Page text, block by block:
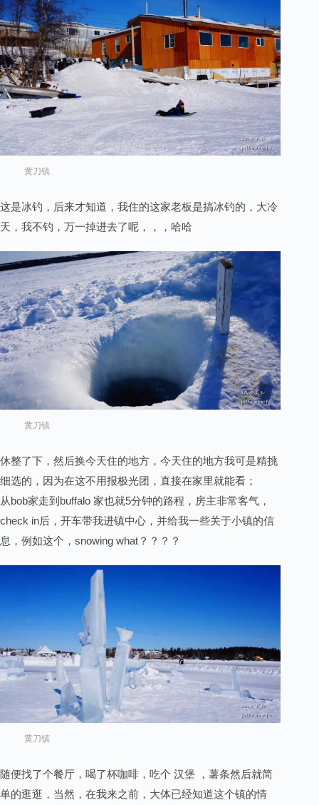
黄刀镇
这是冰钓，后来才知道，我住的这家老板是搞冰钓的，大冷
天，我不钓，万一掉进去了呢，，，哈哈
黄刀镇
休整了下，然后换今天住的地方，今天住的地方我可是精挑
细选的，因为在这不用报极光团，直接在家里就能看；
从bob家走到buffalo 家也就5分钟的路程，房主非常客气，
check in后，开车带我进镇中心，并给我一些关于小镇的信
息，例如这个，snowing what？？？？
黄刀镇
随便找了个餐厅，喝了杯咖啡，吃个 汉堡 ，薯条然后就简
单的逛逛，当然，在我来之前，大体已经知道这个镇的情